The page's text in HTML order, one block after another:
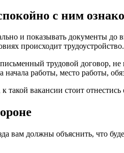
с ним
и показывать документы до
происходит трудоустройство.
трудовой договор,
работы, место работы,
вакансии стоит
вам должны объяснить, что